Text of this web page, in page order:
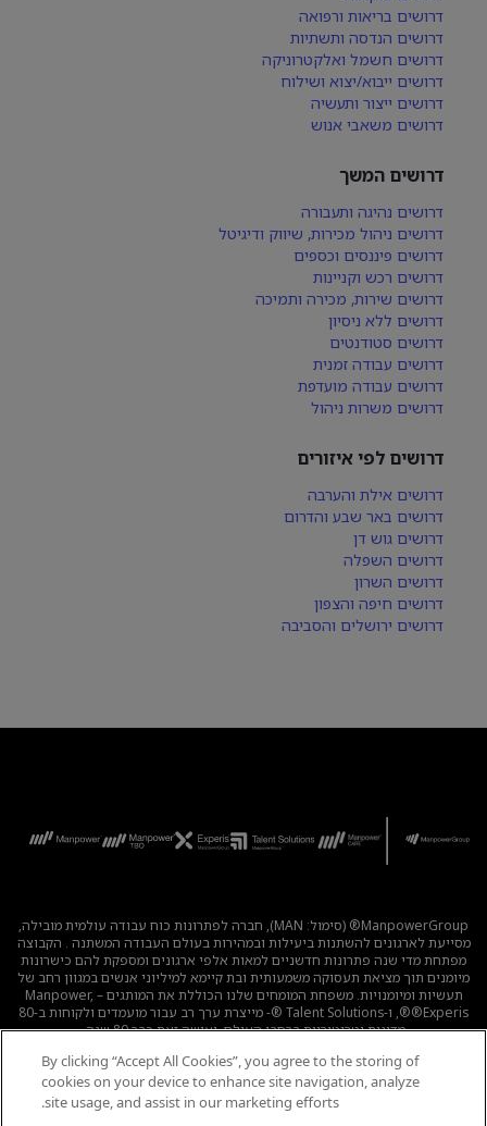
דרושים בריאות ורפואה
דרושים הנדסה ותשתיות
דרושים חשמל ואלקטרוניקה
דרושים ייבוא/יצוא ושילוח
דרושים ייצור ותעשיה
דרושים משאבי אנוש
דרושים המשך
דרושים נהיגה ותעבורה
דרושים ניהול מכירות, שיווק ודיגיטל
דרושים פיננסים וכספים
דרושים רכש וקניינות
דרושים שירות, מכירה ותמיכה
דרושים ללא ניסיון
דרושים סטודנטים
דרושים עבודה זמנית
דרושים עבודה מועדפת
דרושים משרות ניהול
דרושים לפי איזורים
דרושים אילת והערבה
דרושים באר שבע והדרום
דרושים גוש דן
דרושים השפלה
דרושים השרון
דרושים חיפה והצפון
דרושים ירושלים והסביבה
ManpowerGroup® (סימול: MAN), חברה לפתרונות כוח עבודה עולמית מובילה,
מסייעת לארגונים להשתנות ביעילות ובמהירות בעולם העבודה המשתנה . הקבוצה
מפתחת מדי שנה פתרונות חדשניים למאות אלפי ארגונים ומספקת להם כישרונות
מיומנים תוך מציאת תעסוקה משמעותית ובת קיימא למיליוני אנשים במגוון רחב של
תעשיות ומיומנויות. משפחת המומחים שלנו הכוללת את המותגים – Manpower,
®Experis®, ו-Talent Solutions ®- מייצרת ערך רב עבור מועמדים ולקוחות ב-80
מדינות וטריטוריות ברחבי העולם, ועושה זאת כבר 80 שנה.
לכל המשרות | מדיניות הפרטיות | תנאי השימוש | נגישות
קוד אתי
|
By clicking “Accept All Cookies”, you agree to the storing of
cookies on your device to enhance site navigation, analyze
site usage, and assist in our marketing efforts.